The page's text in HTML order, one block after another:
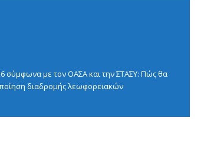
σύμφωνα με τον ΟΑΣΑ και την ΣΤΑΣΥ: Πώς θα
διαδρομής λεωφορειακών